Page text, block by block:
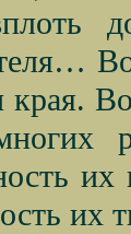
края.
их
их